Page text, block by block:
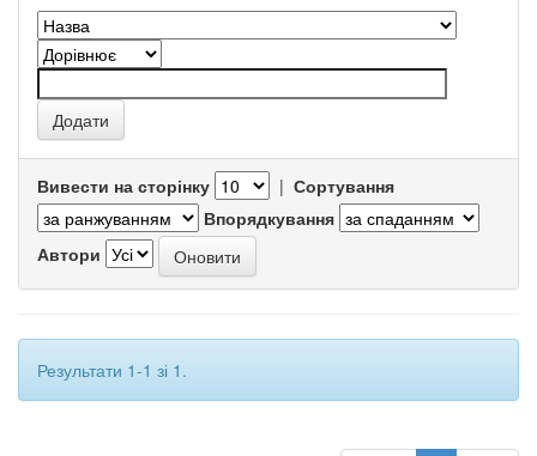
Вивести на сторінку | Сортування
Впорядкування
Автори
Результати 1-1 зі 1.